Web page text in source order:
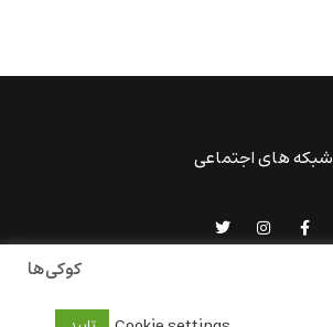
شبکه های اجتماعی
کوکی‌ها